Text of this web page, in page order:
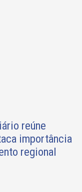
reúne
importância
regional